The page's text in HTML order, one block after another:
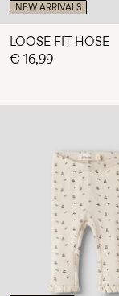
NEW ARRIVALS
LOOSE FIT HOSE
€ 16,99